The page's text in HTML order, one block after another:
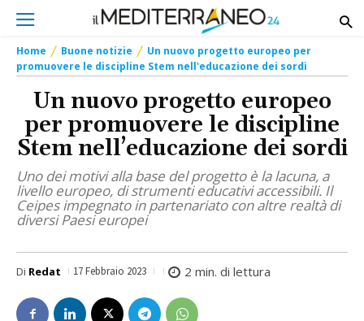
Home Buone notizie
Un nuovo progetto europeo per
promuovere le discipline Stem nell'educazione dei sordi
Un nuovo progetto europeo
per promuovere le discipline
Stem nell’educazione dei sordi
Uno dei motivi alla base del progetto è la lacuna, a
livello europeo, di strumenti educativi accessibili. Il
Ceipes impegnato in partenariato con altre realtà di
diversi Paesi europei
Di Redat 17 Febbraio 2023 2 min. di lettura